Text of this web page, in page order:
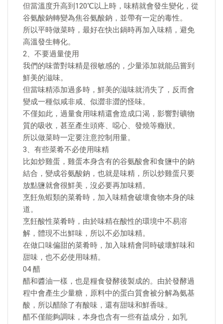
但當溫度升高到120℃以上時，味精就會發生變化，從
谷氨酸鈉轉變為焦谷氨酸鈉，並帶有一定的毒性。
所以平時做菜時，最好在快出鍋時再加入味精，避免
高溫發生轉化。
2、不要過量使用
我們的味蕾對味精是很敏感的，少量添加就能品嘗到
鮮美的滋味。
但當味精添加過多時，鮮美的滋味就消失了，反而會
變成一種似咸非咸、似澀非澀的怪味。
不僅如此，過量食用味精還會造成口渴，影響對礦物
質的吸收，甚至產生頭疼、噁心、發燒等癥狀。
所以做菜時一定要注意控制用量。
3、有些菜肴不必使用味精
比如炒雞蛋，雞蛋本身含有的谷氨酸會和食鹽中的鈉
結合，變成谷氨酸鈉，也就是味精，所以炒雞蛋只要
放點鹽就會很鮮美，沒必要再加味精。
烹飪魚蝦類的菜肴時，加入味精會破壞食物本身的味
道。
烹飪酸性菜肴時，由於味精在酸性的環境中不易溶
解，體現不出鮮味，所以不必加味精。
在做口味偏甜的菜肴時，加入味精會同時破壞鮮味和
甜味，也不必使用味精。
04 醋
醋和醬油一樣，也是糧食發酵後製成的。由於發酵過
程中會產生少量糖，原料中的蛋白質會被分解為氨基
酸，所以醋除了有酸味，還有甜味和鮮香味。
醋不僅能夠調味，本身也含有一些有益成分，如乳